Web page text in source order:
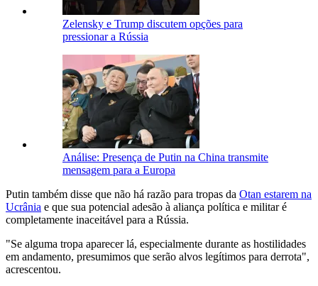
Zelensky e Trump discutem opções para
pressionar a Rússia
Análise: Presença de Putin na China transmite
mensagem para a Europa
Putin também disse que não há razão para tropas da Otan estarem na
Ucrânia e que sua potencial adesão à aliança política e militar é
completamente inaceitável para a Rússia.
"Se alguma tropa aparecer lá, especialmente durante as hostilidades
em andamento, presumimos que serão alvos legítimos para derrota",
acrescentou.